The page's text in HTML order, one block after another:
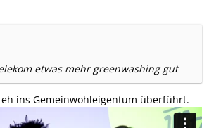
etwas mehr greenwashing gut
ins Gemeinwohleigentum überführt.